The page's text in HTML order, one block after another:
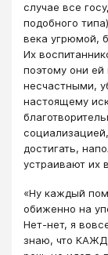
случае все
подобного
века угрюмой,
Их
поэтому они ей
несчастными,
настоящему
достигать,
устраивают их
«Ну каждый
обиженно на
Нет-нет, я
знаю, что